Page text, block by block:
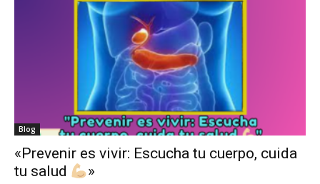
Blog
«Prevenir es vivir: Escucha tu cuerpo, cuida
tu salud
»